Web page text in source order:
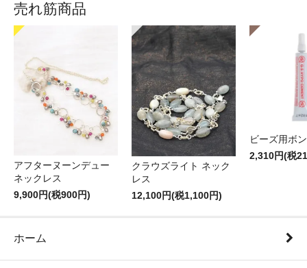
売れ筋商品
アフターヌーンデュー
ネックレス
9,900円(税900円)
クラウズライト ネック
レス
12,100円(税1,100円)
ビーズ用ボ
2,310円(税
ホーム